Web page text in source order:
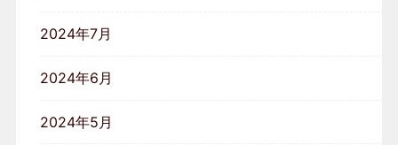
2024年7月
2024年6月
2024年5月